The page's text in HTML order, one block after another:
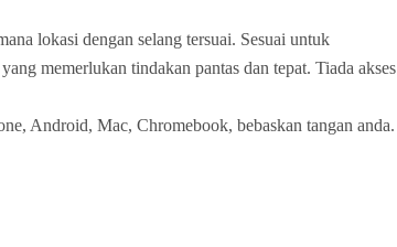
lokasi dengan selang tersuai. Sesuai untuk
memerlukan tindakan pantas dan tepat. Tiada akses
Android, Mac, Chromebook, bebaskan tangan anda.